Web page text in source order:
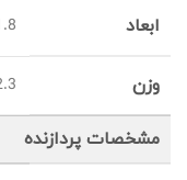
ابعاد 21.8 ×
وزن KG
مشخصات پردازنده